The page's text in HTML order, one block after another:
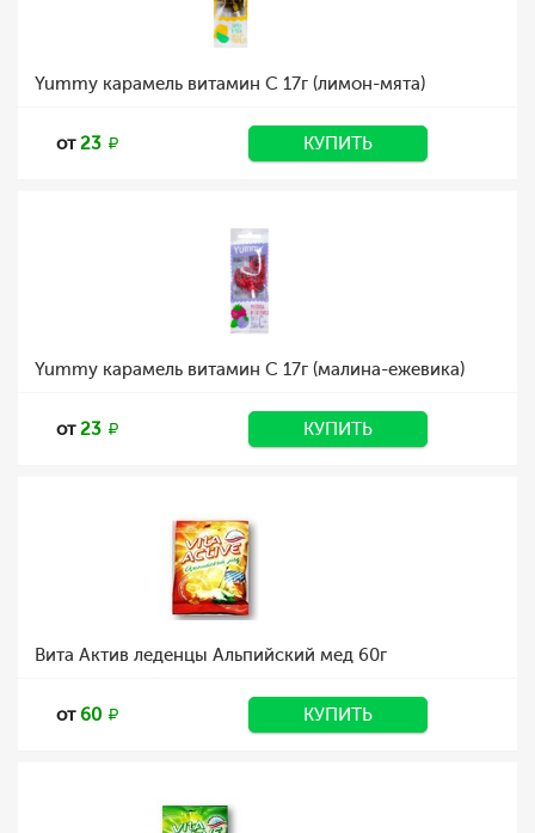
Yummy карамель витамин С 17г (лимон-мята)
от23 КУПИТЬ
Yummy карамель витамин С 17г (малина-ежевика)
от23 КУПИТЬ
Вита Актив леденцы Альпийский мед 60г
от60 КУПИТЬ